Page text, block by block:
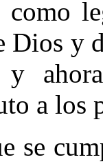
como
Dios y
a los
se